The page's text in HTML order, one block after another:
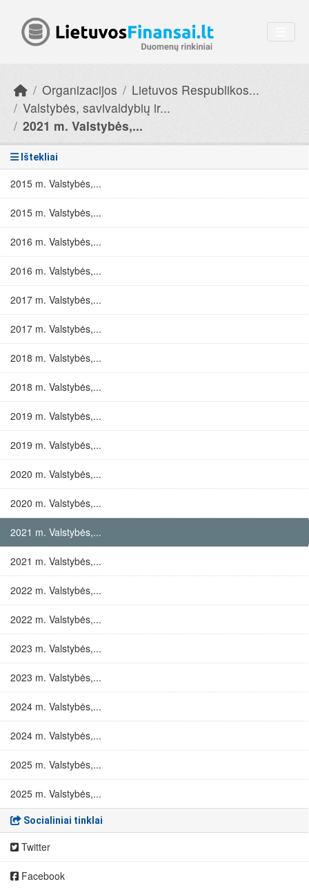
Organizacijos
Lietuvos Respublikos...
Valstybės, savivaldybių ir...
2021 m. Valstybės,...
Ištekliai
2015 m. Valstybės,...
2015 m. Valstybės,...
2016 m. Valstybės,...
2016 m. Valstybės,...
2017 m. Valstybės,...
2017 m. Valstybės,...
2018 m. Valstybės,...
2018 m. Valstybės,...
2019 m. Valstybės,...
2019 m. Valstybės,...
2020 m. Valstybės,...
2020 m. Valstybės,...
2021 m. Valstybės,...
2021 m. Valstybės,...
2022 m. Valstybės,...
2022 m. Valstybės,...
2023 m. Valstybės,...
2023 m. Valstybės,...
2024 m. Valstybės,...
2024 m. Valstybės,...
2025 m. Valstybės,...
2025 m. Valstybės,...
Socialiniai tinklai
Twitter
Facebook